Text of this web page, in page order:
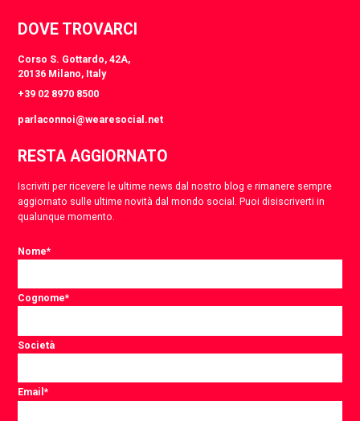
DOVE TROVARCI
Corso S. Gottardo, 42A,
20136 Milano, Italy
+39 02 8970 8500
parlaconnoi@wearesocial.net
RESTA AGGIORNATO
Iscriviti per ricevere le ultime news dal nostro blog e rimanere sempre
aggiornato sulle ultime novità dal mondo social. Puoi disiscriverti in
qualunque momento.
Nome*
Cognome*
Società
Email*